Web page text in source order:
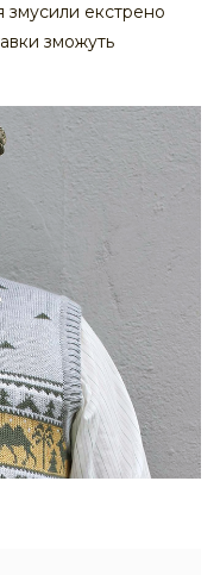
змусили екстрено
зможуть